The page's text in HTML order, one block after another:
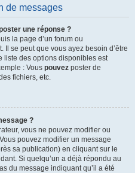
de messages
une réponse ?
la page d’un forum ou
Il se peut que vous ayez besoin d’être
liste des options disponibles est
: Vous pouvez poster de
fichiers, etc.
?
vous ne pouvez modifier ou
pouvez modifier un message
sa publication) en cliquant sur le
Si quelqu’un a déjà répondu au
du message indiquant qu’il a été